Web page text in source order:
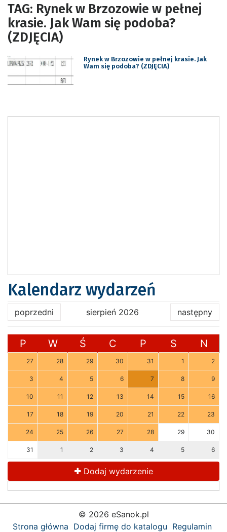
TAG: Rynek w Brzozowie w pełnej
krasie. Jak Wam się podoba?
(ZDJĘCIA)
Rynek w Brzozowie w pełnej krasie. Jak
Wam się podoba? (ZDJĘCIA)
Kalendarz wydarzeń
poprzedni sierpień 2026 następny
P W Ś C P S N
27 28 29 30 31 1 2
3 4 5 6 7 8 9
10 11 12 13 14 15 16
17 18 19 20 21 22 23
24 25 26 27 28 29 30
31 1 2 3 4 5 6
Dodaj wydarzenie
© 2026 eSanok.pl
Strona główna Dodaj firmę do katalogu Regulamin